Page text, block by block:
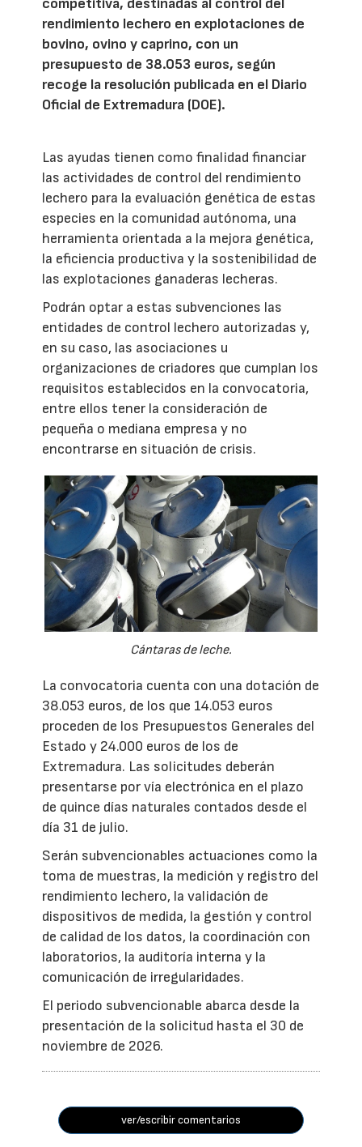
competitiva, destinadas al control del
rendimiento lechero en explotaciones de
bovino, ovino y caprino, con un
presupuesto de 38.053 euros, según
recoge la resolución publicada en el Diario
Oficial de Extremadura (DOE).
Las ayudas tienen como finalidad financiar
las actividades de control del rendimiento
lechero para la evaluación genética de estas
especies en la comunidad autónoma, una
herramienta orientada a la mejora genética,
la eficiencia productiva y la sostenibilidad de
las explotaciones ganaderas lecheras.
Podrán optar a estas subvenciones las
entidades de control lechero autorizadas y,
en su caso, las asociaciones u
organizaciones de criadores que cumplan los
requisitos establecidos en la convocatoria,
entre ellos tener la consideración de
pequeña o mediana empresa y no
encontrarse en situación de crisis.
Cántaras de leche.
La convocatoria cuenta con una dotación de
38.053 euros, de los que 14.053 euros
proceden de los Presupuestos Generales del
Estado y 24.000 euros de los de
Extremadura. Las solicitudes deberán
presentarse por vía electrónica en el plazo
de quince días naturales contados desde el
día 31 de julio.
Serán subvencionables actuaciones como la
toma de muestras, la medición y registro del
rendimiento lechero, la validación de
dispositivos de medida, la gestión y control
de calidad de los datos, la coordinación con
laboratorios, la auditoría interna y la
comunicación de irregularidades.
El periodo subvencionable abarca desde la
presentación de la solicitud hasta el 30 de
noviembre de 2026.
ver/escribir comentarios